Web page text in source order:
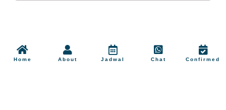
Home About Jadwal Chat Confirmed